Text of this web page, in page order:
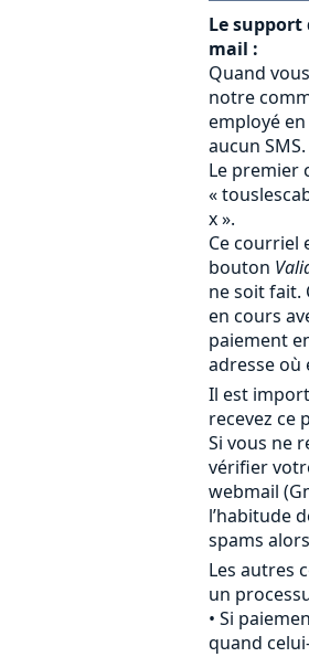
Le
mail :
Quand
notre
employé en
aucun SMS.
Le premier
«
x ».
Ce courriel
bouton
ne soit fait.
en cours
paiement
adresse où
Il est
recevez ce
Si vous ne
vérifier
webmail
l’habitude
spams
Les autres
un
Si
quand